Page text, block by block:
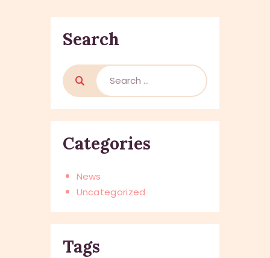
Search
Search
for:
Categories
News
Uncategorized
Tags